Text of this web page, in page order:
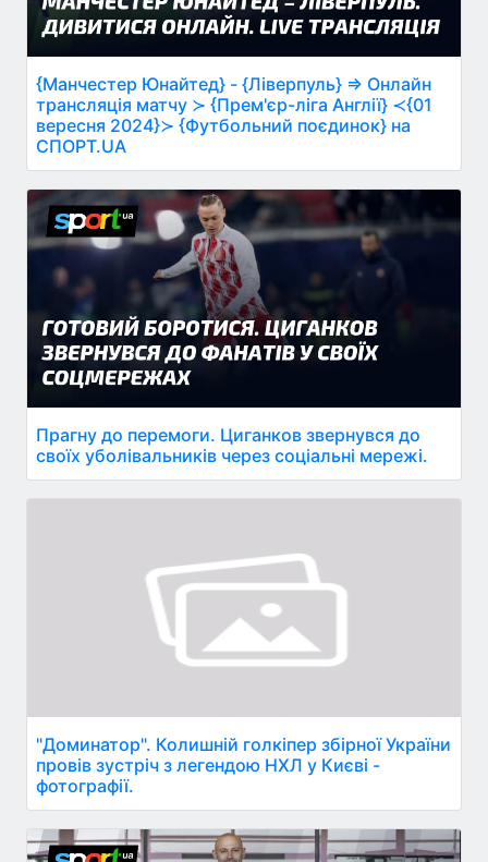
{Манчестер Юнайтед} - {Ліверпуль} ⇒ Онлайн
трансляція матчу ≻ {Прем'єр-ліга Англії} ≺{01
вересня 2024}≻ {Футбольний поєдинок} на
СПОРТ.UA
Прагну до перемоги. Циганков звернувся до
своїх уболівальників через соціальні мережі.
"Доминатор". Колишній голкіпер збірної України
провів зустріч з легендою НХЛ у Києві -
фотографії.